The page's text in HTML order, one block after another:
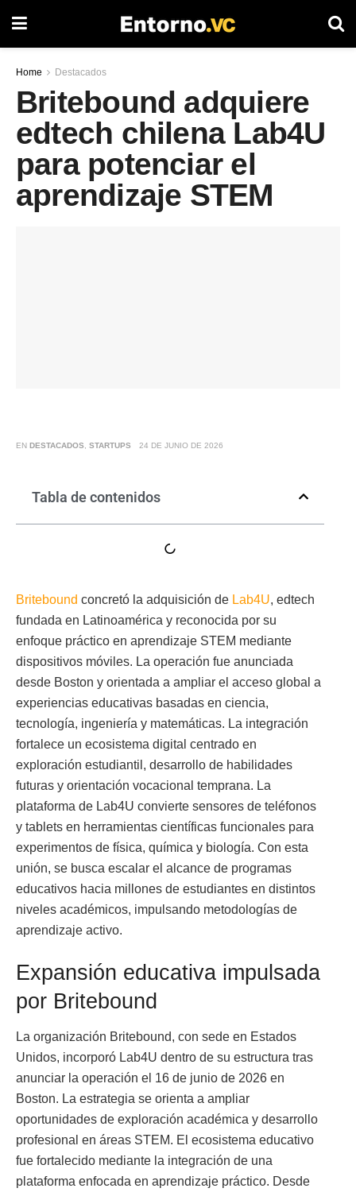
Home Destacados
Britebound adquiere
edtech chilena Lab4U
para potenciar el
aprendizaje STEM
EN DESTACADOS STARTUPS 24 DE JUNIO DE 2026
Tabla de contenidos
Britebound concretó la adquisición de Lab4U, edtech
fundada en Latinoamérica y reconocida por su
enfoque práctico en aprendizaje STEM mediante
dispositivos móviles. La operación fue anunciada
desde Boston y orientada a ampliar el acceso global a
experiencias educativas basadas en ciencia,
tecnología, ingeniería y matemáticas. La integración
fortalece un ecosistema digital centrado en
exploración estudiantil, desarrollo de habilidades
futuras y orientación vocacional temprana. La
plataforma de Lab4U convierte sensores de teléfonos
y tablets en herramientas científicas funcionales para
experimentos de física, química y biología. Con esta
unión, se busca escalar el alcance de programas
educativos hacia millones de estudiantes en distintos
niveles académicos, impulsando metodologías de
aprendizaje activo.
Expansión educativa impulsada
por Britebound
La organización Britebound, con sede en Estados
Unidos, incorporó Lab4U dentro de su estructura tras
anunciar la operación el 16 de junio de 2026 en
Boston. La estrategia se orienta a ampliar
oportunidades de exploración académica y desarrollo
profesional en áreas STEM. El ecosistema educativo
fue fortalecido mediante la integración de una
plataforma enfocada en aprendizaje práctico. Desde